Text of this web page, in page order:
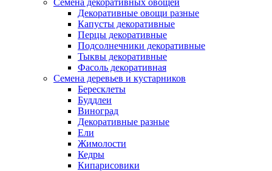
Семена декоративных овощей
Декоративные овощи разные
Капусты декоративные
Перцы декоративные
Подсолнечники декоративные
Тыквы декоративные
Фасоль декоративная
Семена деревьев и кустарников
Бересклеты
Буддлеи
Виноград
Декоративные разные
Ели
Жимолости
Кедры
Кипарисовики